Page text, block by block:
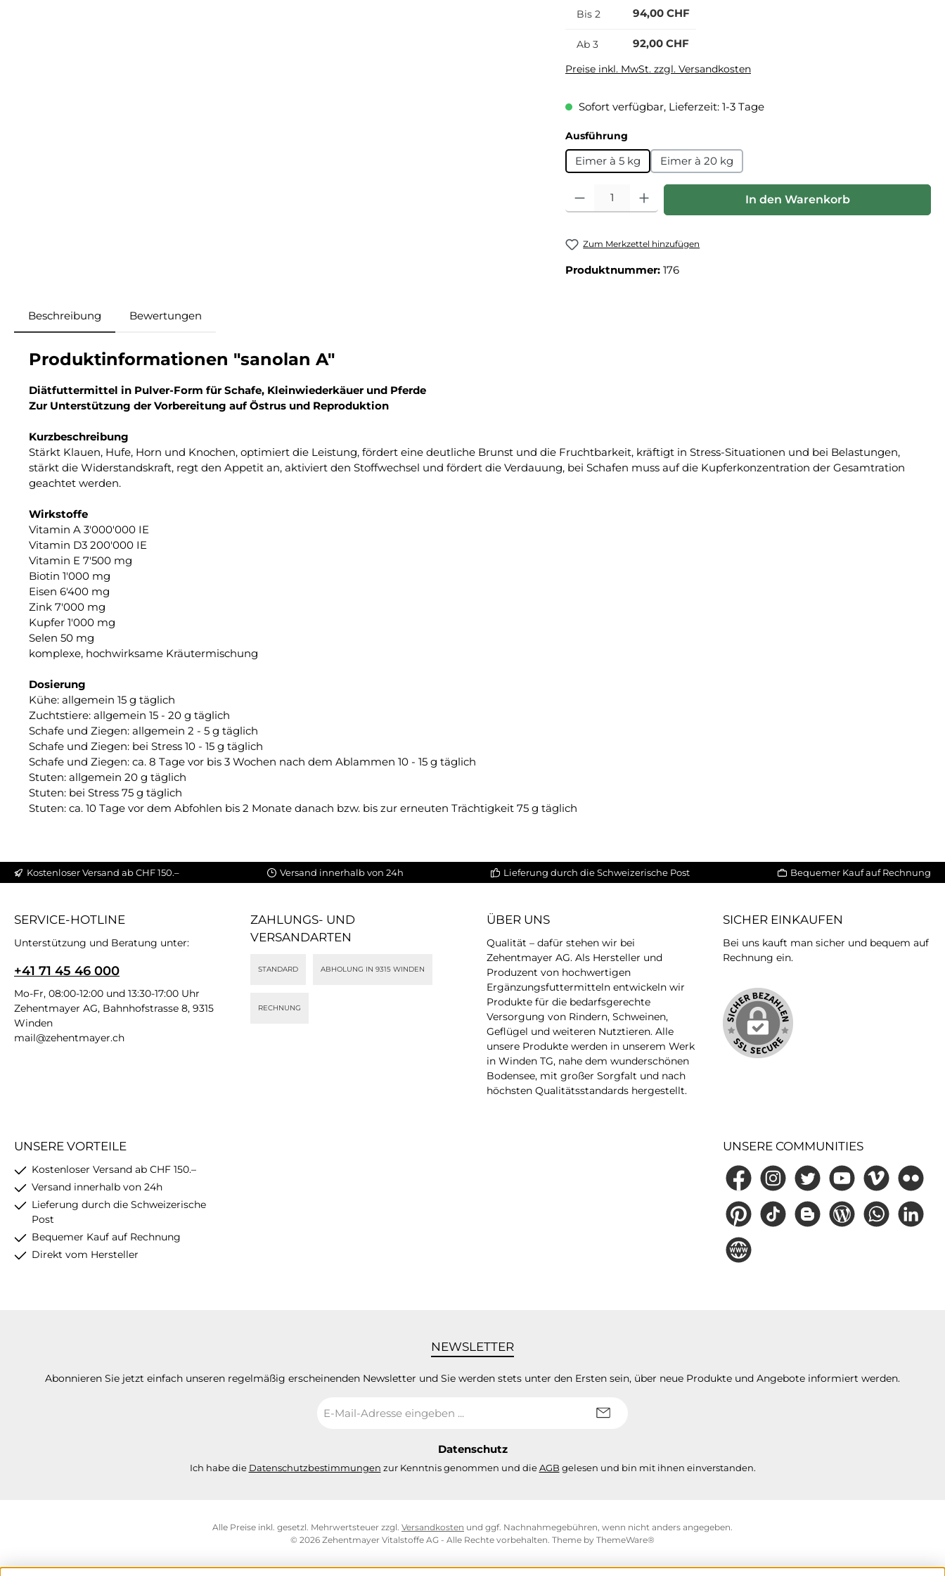
Bis 2 94,00 CHF
Ab 3 92,00 CHF
Preise inkl. MwSt. zzgl. Versandkosten
Sofort verfügbar, Lieferzeit: 1-3 Tage
Ausführung
Eimer à 5 kg Eimer à 20 kg
Produkt Anzahl: Gib den gewünschten Wert ein oder benutze die
In den Warenkorb
Zum Merkzettel hinzufügen
Produktnummer: 176
Beschreibung Bewertungen
Produktinformationen "sanolan A"
Diätfuttermittel in Pulver-Form für Schafe, Kleinwiederkäuer und Pferde
Zur Unterstützung der Vorbereitung auf Östrus und Reproduktion
Kurzbeschreibung
Stärkt Klauen, Hufe, Horn und Knochen, optimiert die Leistung, fördert eine deutliche Brunst und die Fruchtbarkeit, kräftigt in Stress-Situationen und bei Belastungen,
stärkt die Widerstandskraft, regt den Appetit an, aktiviert den Stoffwechsel und fördert die Verdauung, bei Schafen muss auf die Kupferkonzentration der Gesamtration
geachtet werden.
Wirkstoffe
Vitamin A 3'000'000 IE
Vitamin D3 200'000 IE
Vitamin E 7'500 mg
Biotin 1'000 mg
Eisen 6'400 mg
Zink 7'000 mg
Kupfer 1'000 mg
Selen 50 mg
komplexe, hochwirksame Kräutermischung
Dosierung
Kühe: allgemein 15 g täglich
Zuchtstiere: allgemein 15 - 20 g täglich
Schafe und Ziegen: allgemein 2 - 5 g täglich
Schafe und Ziegen: bei Stress 10 - 15 g täglich
Schafe und Ziegen: ca. 8 Tage vor bis 3 Wochen nach dem Ablammen 10 - 15 g täglich
Stuten: allgemein 20 g täglich
Stuten: bei Stress 75 g täglich
Stuten: ca. 10 Tage vor dem Abfohlen bis 2 Monate danach bzw. bis zur erneuten Trächtigkeit 75 g täglich
Kostenloser Versand ab CHF 150.– Versand innerhalb von 24h Lieferung durch die Schweizerische Post Bequemer Kauf auf Rechnung
SERVICE-HOTLINE
Unterstützung und Beratung unter:
+41 71 45 46 000
Mo-Fr, 08:00-12:00 und 13:30-17:00 Uhr
Zehentmayer AG, Bahnhofstrasse 8, 9315
Winden
mail@zehentmayer.ch
ZAHLUNGS- UND
VERSANDARTEN
RECHNUNG
STANDARD ABHOLUNG IN 9315 WINDEN
ÜBER UNS
Qualität – dafür stehen wir bei
Zehentmayer AG. Als Hersteller und
Produzent von hochwertigen
Ergänzungsfuttermitteln entwickeln wir
Produkte für die bedarfsgerechte
Versorgung von Rindern, Schweinen,
Geflügel und weiteren Nutztieren. Alle
unsere Produkte werden in unserem Werk
in Winden TG, nahe dem wunderschönen
Bodensee, mit großer Sorgfalt und nach
höchsten Qualitätsstandards hergestellt.
SICHER EINKAUFEN
Bei uns kauft man sicher und bequem auf
Rechnung ein.
UNSERE VORTEILE
Kostenloser Versand ab CHF 150.–
Versand innerhalb von 24h
Lieferung durch die Schweizerische
Post
Bequemer Kauf auf Rechnung
Direkt vom Hersteller
UNSERE COMMUNITIES
FacebookInstagramTwitter YouTubeVimeo Flickr
PinterestTikTok BloggerBlog WhatsAppLinkedIn
Website
NEWSLETTER
Abonnieren Sie jetzt einfach unseren regelmäßig erscheinenden Newsletter und Sie werden stets unter den Ersten sein, über neue Produkte und Angebote informiert werden.
Mail-
Datenschutz
Ich habe die Datenschutzbestimmungen zur Kenntnis genommen und dieAGB gelesen und bin mit ihnen einverstanden.
Alle Preise inkl. gesetzl. Mehrwertsteuer zzgl. Versandkosten und ggf. Nachnahmegebühren, wenn nicht anders angegeben.
© 2026 Zehentmayer Vitalstoffe AG - Alle Rechte vorbehalten. Theme by ThemeWare®